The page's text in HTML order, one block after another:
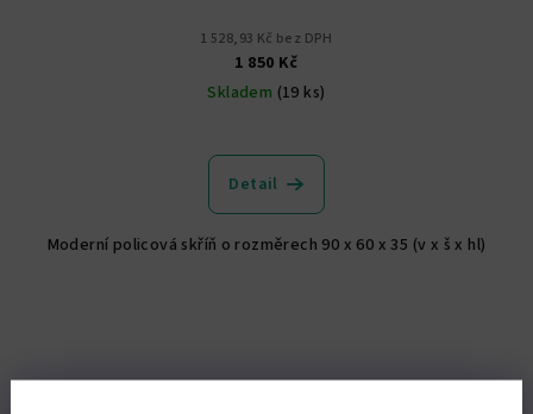
1 528,93 Kč bez DPH
1 850 Kč
Skladem (19 ks)
Detail
Moderní policová skříň o rozměrech 90 x 60 x 35 (v x š x hl)